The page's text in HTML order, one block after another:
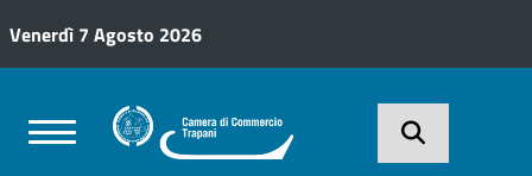
Venerdì 7 Agosto 2026